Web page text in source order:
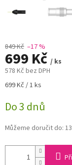
849 Kč –17 %
699 Kč / ks
578 Kč bez DPH
Měrná
699 Kč / 1 ks
Do 3 dnů
Můžeme doručit do: